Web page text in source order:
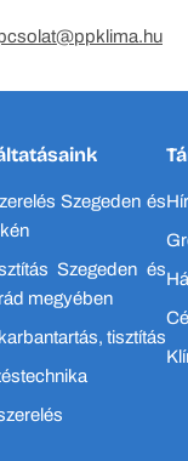
Szegeden és
Szegeden és
megyében
tisztítás